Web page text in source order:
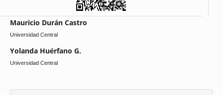
Mauricio Durán Castro
Universidad Central
Yolanda Huérfano G.
Universidad Central